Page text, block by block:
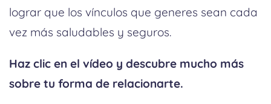
lograr que los vínculos que generes sean cada
vez más saludables y seguros.
Haz clic en el vídeo y descubre mucho más
sobre tu forma de relacionarte.